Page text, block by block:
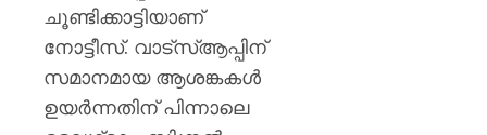
ചൂണ്ടിക്കാട്ടിയാണ്
നോട്ടീസ്. വാട്സ്ആപ്പിന്
സമാനമായ ആശങ്കകൾ
ഉയർന്നതിന് പിന്നാലെ